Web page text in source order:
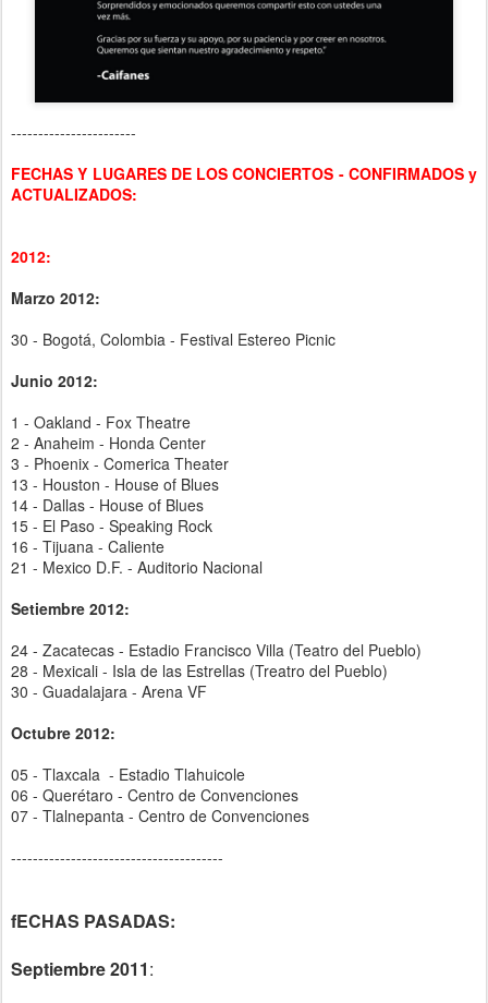
-----------------------
FECHAS Y LUGARES DE LOS CONCIERTOS - CONFIRMADOS y
ACTUALIZADOS:
2012:
Marzo 2012:
30 - Bogotá, Colombia - Festival Estereo Picnic
Junio 2012:
1 - Oakland - Fox Theatre
2 - Anaheim - Honda Center
3 - Phoenix - Comerica Theater
13 - Houston - House of Blues
14 - Dallas - House of Blues
15 - El Paso - Speaking Rock
16 - Tijuana - Caliente
21 - Mexico D.F. - Auditorio Nacional
Setiembre 2012:
24 - Zacatecas - Estadio Francisco Villa (Teatro del Pueblo)
28 - Mexicali - Isla de las Estrellas (Treatro del Pueblo)
30 - Guadalajara - Arena VF
Octubre 2012:
05 - Tlaxcala - Estadio Tlahuicole
06 - Querétaro - Centro de Convenciones
07 - Tlalnepanta - Centro de Convenciones
---------------------------------------
fECHAS PASADAS:
Septiembre 2011: